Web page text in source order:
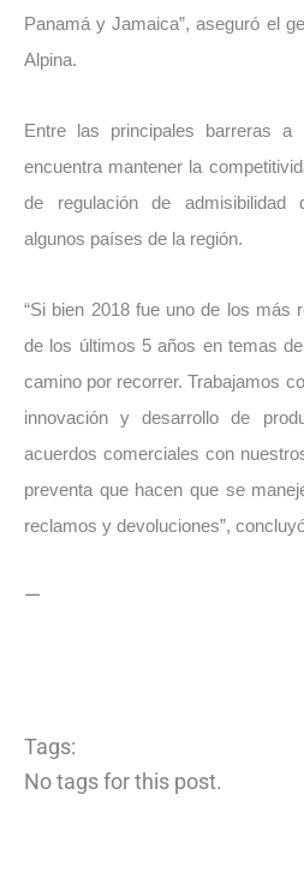
Panamá y Jamaica”, aseguró el
Alpina.
Entre las principales barreras
encuentra mantener la
de regulación de admisibilidad
algunos países de la región.
“Si bien 2018 fue uno de los más
de los últimos 5 años en temas
camino por recorrer. Trabajamos
innovación y desarrollo de
acuerdos comerciales con
preventa que hacen que se
reclamos y devoluciones”,
—
Tags:
No tags for this post.